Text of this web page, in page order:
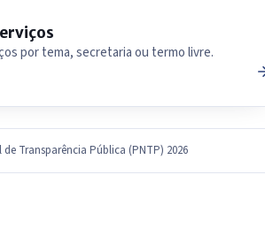
por tema, secretaria ou termo livre.
de Transparência Pública (PNTP) 2026